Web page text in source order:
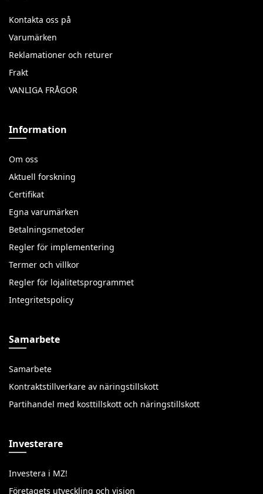
Kontakta oss på
Varumärken
Reklamationer och returer
Frakt
VANLIGA FRÅGOR
Information
Om oss
Aktuell forskning
Certifikat
Egna varumärken
Betalningsmetoder
Regler för implementering
Termer och villkor
Regler för lojalitetsprogrammet
Integritetspolicy
Samarbete
Samarbete
Kontraktstillverkare av näringstillskott
Partihandel med kosttillskott och näringstillskott
Investerare
Investera i MZ!
Företagets utveckling och vision